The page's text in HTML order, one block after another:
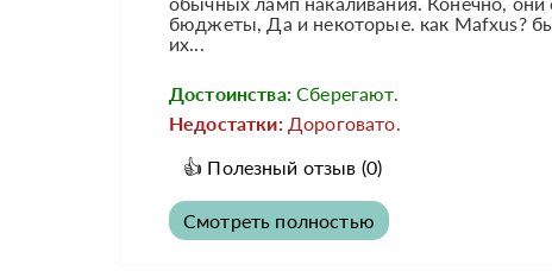
бюджеты, Да и некоторые. как Mafxus?
их...
Достоинства: Сберегают.
Недостатки: Дороговато.
👍 Полезный отзыв (0)
Смотреть полностью